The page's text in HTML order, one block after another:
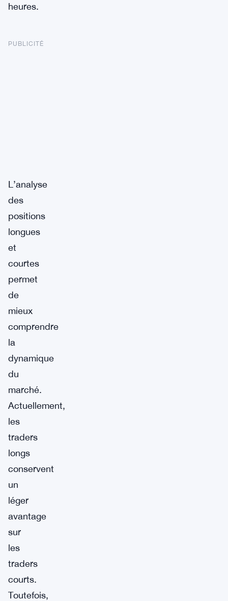
heures.
PUBLICITÉ
L’analyse
des
positions
longues
et
courtes
permet
de
mieux
comprendre
la
dynamique
du
marché.
Actuellement,
les
traders
longs
conservent
un
léger
avantage
sur
les
traders
courts.
Toutefois,